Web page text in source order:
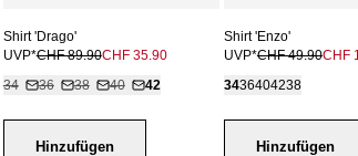
Shirt 'Drago'
UVP*CHF 89.90CHF 35.90
34
36 38 40 42
Hinzufügen
Shirt 'Enzo'
UVP*CHF 49.90CHF
3436404238
Hinzufügen